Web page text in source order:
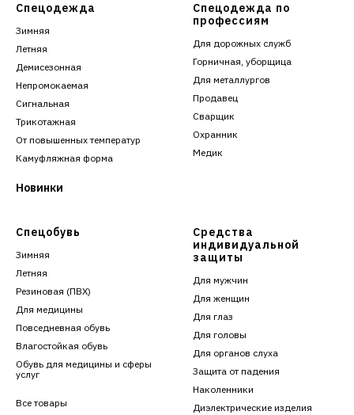
Спецодежда
Зимняя
Летняя
Демисезонная
Непромокаемая
Сигнальная
Трикотажная
От повышенных температур
Камуфляжная форма
Новинки
Спецодежда по
профессиям
Для дорожных служб
Горничная, уборщица
Для металлургов
Продавец
Сварщик
Охранник
Медик
Спецобувь
Зимняя
Летняя
Резиновая (ПВХ)
Для медицины
Повседневная обувь
Влагостойкая обувь
Обувь для медицины и сферы
услуг
Все товары
Средства
индивидуальной
защиты
Для мужчин
Для женщин
Для глаз
Для головы
Для органов слуха
Защита от падения
Наколенники
Диэлектрические изделия